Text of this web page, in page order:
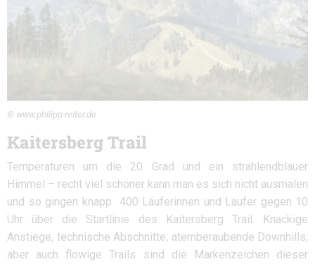
© www.philipp-reiter.de
Kaitersberg Trail
Temperaturen um die 20 Grad und ein strahlendblauer
Himmel – recht viel schöner kann man es sich nicht ausmalen
und so gingen knapp 400 Läuferinnen und Läufer gegen 10
Uhr über die Startlinie des Kaitersberg Trail. Knackige
Anstiege, technische Abschnitte, atemberaubende Downhills,
aber auch flowige Trails sind die Markenzeichen dieser